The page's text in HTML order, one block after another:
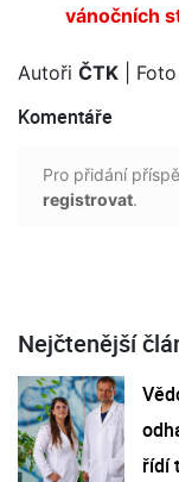
vánočních
Autoři ČTK | Foto
Komentáře
Pro přidání
registrovat.
Nejčtenější
řídí